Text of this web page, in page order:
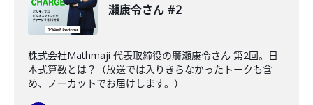
瀬康令さん #2
株式会社Mathmaji 代表取締役の廣瀬康令さん 第2回。日
本式算数とは？（放送では入りきらなかったトークも含
め、ノーカットでお届けします。）